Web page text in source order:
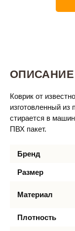
Коврик от
изготовленный из
стирается в
ПВХ пакет.
Бренд
Размер
Материал
Плотность